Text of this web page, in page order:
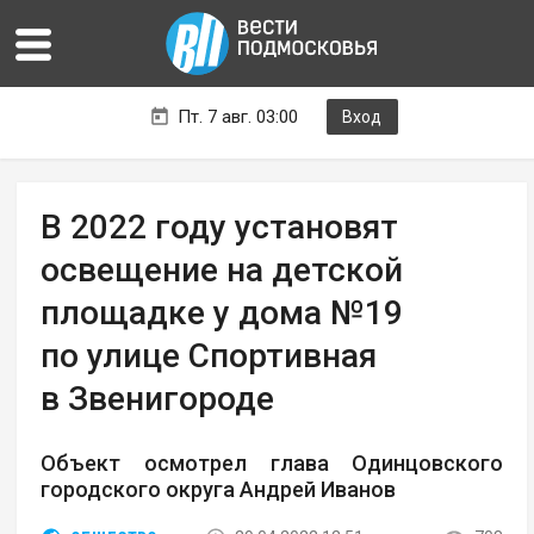
Пт. 7 авг. 03:00 Вход
В 2022 году установят
освещение на детской
площадке у дома №19
по улице Спортивная
в Звенигороде
Объект осмотрел глава Одинцовского
городского округа Андрей Иванов